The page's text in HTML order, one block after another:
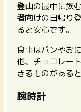
登山の最中に飲
者向けの日帰り
ると安心です。
食事はパンやお
他、チョコレー
きるものがある
腕時計